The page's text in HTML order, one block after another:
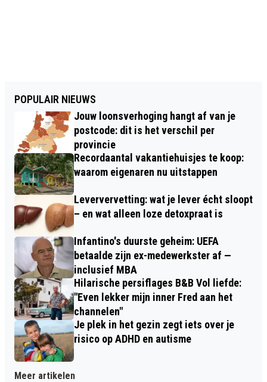
POPULAIR NIEUWS
Jouw loonsverhoging hangt af van je
postcode: dit is het verschil per
provincie
Recordaantal vakantiehuisjes te koop:
waarom eigenaren nu uitstappen
Leververvetting: wat je lever écht sloopt
– en wat alleen loze detoxpraat is
Infantino's duurste geheim: UEFA
betaalde zijn ex-medewerkster af —
inclusief MBA
Hilarische persiflages B&B Vol liefde:
"Even lekker mijn inner Fred aan het
channelen"
Je plek in het gezin zegt iets over je
risico op ADHD en autisme
Meer artikelen